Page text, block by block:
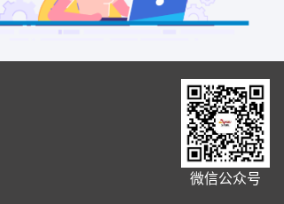
微信公众号